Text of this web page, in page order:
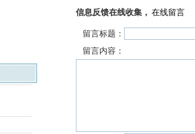
信息反馈在线收集，
留言标题：
留言内容：